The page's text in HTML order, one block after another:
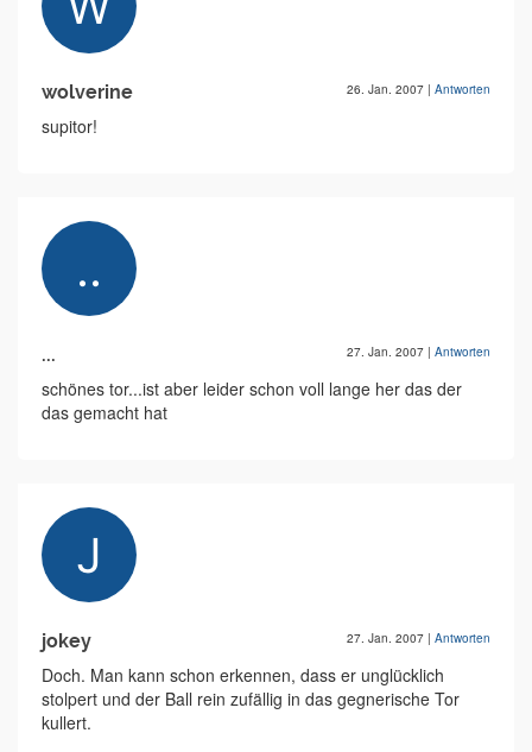
wolverine 26. Jan. 2007 | Antworten
supitor!
... 27. Jan. 2007 | Antworten
schönes tor...ist aber leider schon voll lange her das der
das gemacht hat
jokey 27. Jan. 2007 | Antworten
Doch. Man kann schon erkennen, dass er unglücklich
stolpert und der Ball rein zufällig in das gegnerische Tor
kullert.